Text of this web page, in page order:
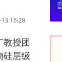
16:28
授团
硅层级